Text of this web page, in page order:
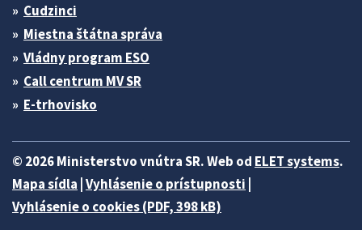
Cudzinci
Miestna štátna správa
Vládny program ESO
Call centrum MV SR
E-trhovisko
© 2026 Ministerstvo vnútra SR. Web od ELET systems.
Mapa sídla Vyhlásenie o prístupnosti
Vyhlásenie o cookies (PDF, 398 kB)